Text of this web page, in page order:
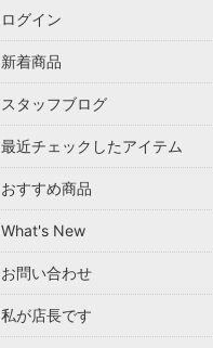
ログイン
新着商品
スタッフブログ
最近チェックしたアイテム
おすすめ商品
What's New
お問い合わせ
私が店長です